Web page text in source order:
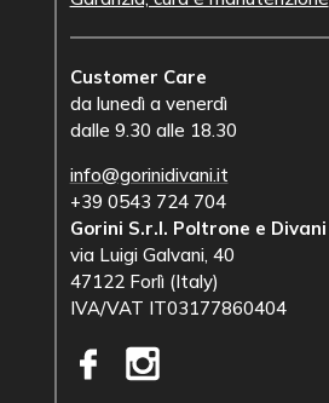
Customer Care
da lunedì a venerdì
dalle 9.30 alle 18.30
info@gorinidivani.it
+39 0543 724 704
Gorini S.r.l. Poltrone e Divani
via Luigi Galvani, 40
47122 Forlì (Italy)
IVA/VAT IT03177860404